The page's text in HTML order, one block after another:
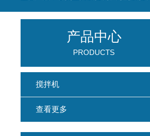
产品中心
PRODUCTS
搅拌机
查看更多